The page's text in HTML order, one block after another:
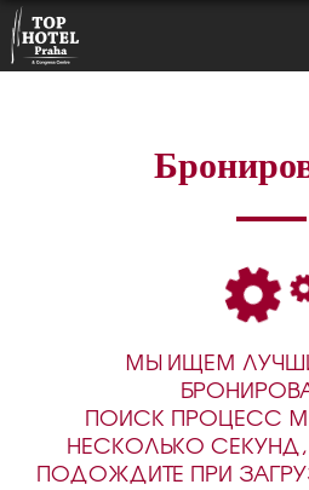
МЫ ИЩЕМ
ПОИСК ПРОЦЕСС
НЕСКОЛЬКО
ПОДОЖДИТЕ ПРИ